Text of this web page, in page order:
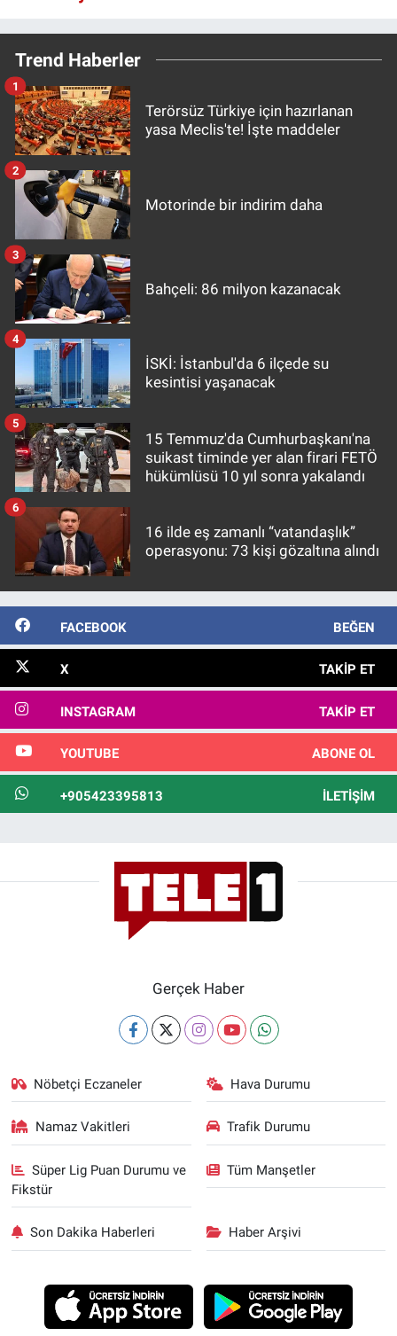
Trend Haberler
Terörsüz Türkiye için hazırlanan
yasa Meclis'te! İşte maddeler
1
Motorinde bir indirim daha
2
Bahçeli: 86 milyon kazanacak
3
İSKİ: İstanbul'da 6 ilçede su
kesintisi yaşanacak
4
15 Temmuz'da Cumhurbaşkanı'na
suikast timinde yer alan firari FETÖ
hükümlüsü 10 yıl sonra yakalandı
5
16 ilde eş zamanlı “vatandaşlık”
operasyonu: 73 kişi gözaltına alındı
6
FACEBOOK BEĞEN
X TAKIP ET
INSTAGRAM TAKIP ET
YOUTUBE ABONE OL
+905423395813 İLETIŞIM
Gerçek Haber
Nöbetçi Eczaneler Hava Durumu
Namaz Vakitleri Trafik Durumu
Süper Lig Puan Durumu ve
Fikstür
Tüm Manşetler
Son Dakika Haberleri Haber Arşivi